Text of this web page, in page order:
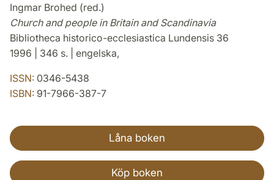
Ingmar Brohed (red.)
Church and people in Britain and Scandinavia
Bibliotheca historico-ecclesiastica Lundensis 36
1996 | 346 s. | engelska,
ISSN: 0346-5438
ISBN: 91-7966-387-7
Låna boken
Köp boken